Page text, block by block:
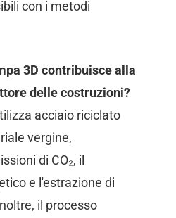
con i metodi
3D contribuisce alla
delle costruzioni?
acciaio riciclato
vergine,
di CO₂, il
e l'estrazione di
il processo